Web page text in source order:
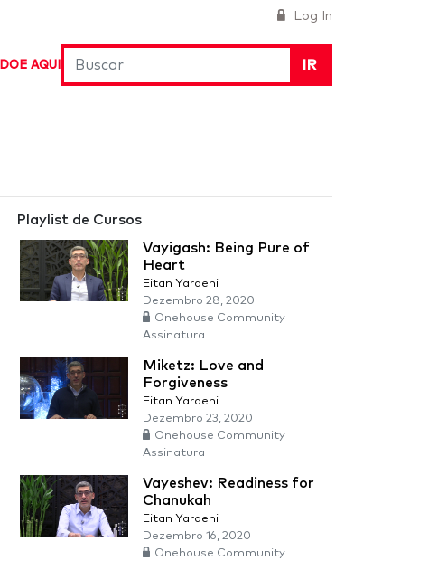
Log In
IR
DOE AQUI
Playlist de Cursos
Vayigash: Being Pure of
Heart
Eitan Yardeni
Dezembro 28, 2020
Onehouse Community
Assinatura
Miketz: Love and
Forgiveness
Eitan Yardeni
Dezembro 23, 2020
Onehouse Community
Assinatura
Vayeshev: Readiness for
Chanukah
Eitan Yardeni
Dezembro 16, 2020
Onehouse Community